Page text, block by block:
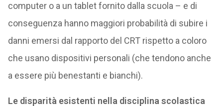
computer o a un tablet fornito dalla scuola – e di
conseguenza hanno maggiori probabilità di subire i
danni emersi dal rapporto del CRT rispetto a coloro
che usano dispositivi personali (che tendono anche
a essere più benestanti e bianchi).
Le disparità esistenti nella disciplina scolastica